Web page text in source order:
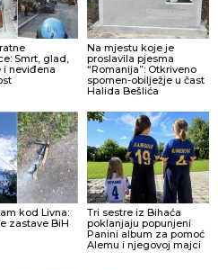
Smrt, glad,
i neviđena
Na mjestu koje je
proslavila pjesma
“Romanija”: Otkriveno
spomen-obilježje u čast
Halida Bešlića
kod Livna:
zastave BiH
Tri sestre iz Bihaća
poklanjaju popunjeni
Panini album za pomoć
Alemu i njegovoj majci